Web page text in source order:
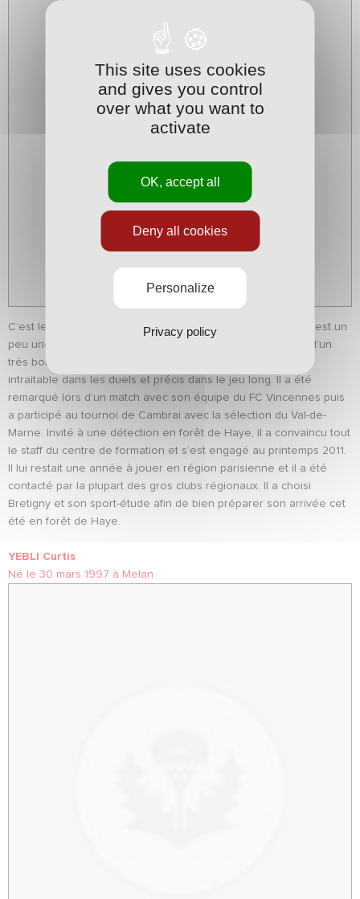
C’est le troisième joueur qui arrive de Brétigny-sur-Orge. C’est un
peu une coïncidence même si le staff reconnait qu’il s’agit d’un
très bon club formateur. Ce défenseur central est puissant,
intraitable dans les duels et précis dans le jeu long. Il a été
remarqué lors d’un match avec son équipe du FC Vincennes puis
a participé au tournoi de Cambrai avec la sélection du Val-de-
Marne. Invité à une détection en forêt de Haye, il a convaincu tout
le staff du centre de formation et s’est engagé au printemps 2011.
Il lui restait une année à jouer en région parisienne et il a été
contacté par la plupart des gros clubs régionaux. Il a choisi
Bretigny et son sport-étude afin de bien préparer son arrivée cet
été en forêt de Haye.
YEBLI Curtis
Né le 30 mars 1997 à Melan
This site uses cookies
and gives you control
over what you want to
activate
OK, accept all
Deny all cookies
Personalize
Privacy policy